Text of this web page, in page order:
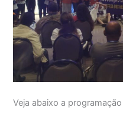
Veja abaixo a